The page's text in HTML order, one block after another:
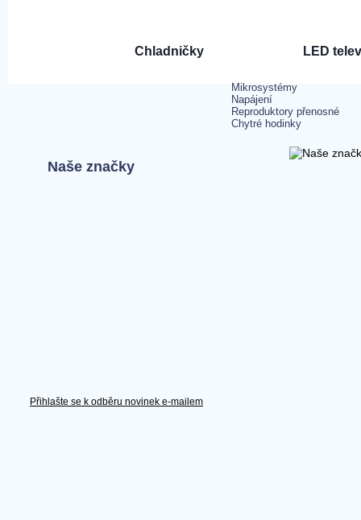
Chladničky LED
Mikrosystémy
Napájení
Reproduktory přenosné
Chytré hodinky
Naše značky
Přihlašte se k odběru novinek e-mailem